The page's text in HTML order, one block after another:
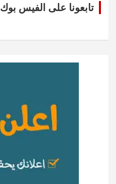
تابعونا على الفيس بوك